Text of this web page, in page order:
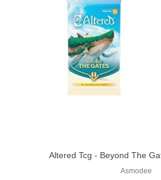
Altered Tcg - Beyond The
Asmodee